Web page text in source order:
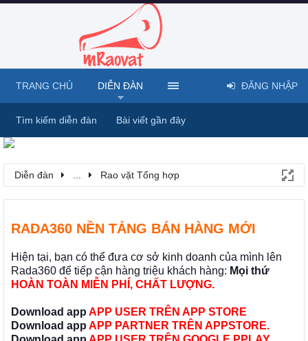
Diễn đàn Rao vặt Tổng hợp
RADA360 NỀN TẢNG BÁN HÀNG MỚI
Hiện tại, bạn có thể đưa cơ sở kinh doanh của mình lên
Rada360 để tiếp cận hàng triệu khách hàng: Mọi thứ
HOÀN TOÀN MIỄN PHÍ, CHẤT LƯỢNG.
Download app APP USER TRÊN APP STORE
Download app APP PARTNER TRÊN APPSTORE.
TRANG CHỦ DIỄN ĐÀN
Tìm kiếm diễn đàn Bài viết gần đây
ĐĂNG NHẬP